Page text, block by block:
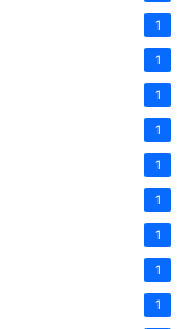
1
1
1
1
1
1
1
1
1